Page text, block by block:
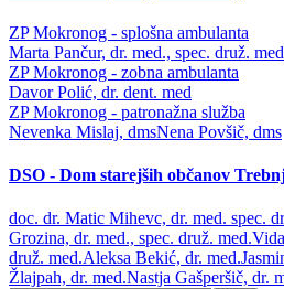
ZP Mokronog - splošna ambulanta
Marta Pančur, dr. med., spec. druž.
ZP Mokronog - zobna ambulanta
Davor Polić, dr. dent. med
ZP Mokronog - patronažna služba
Nevenka Mislaj, dmsNena Povšič, dms
DSO - Dom starejših občanov
doc. dr. Matic Mihevc, dr. med. spec.
Grozina, dr. med., spec. druž. med.
druž. med.Aleksa Bekić, dr. med.
Žlajpah, dr. med.Nastja Gašperšič, dr.